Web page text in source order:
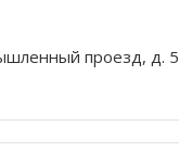
проезд, д. 5